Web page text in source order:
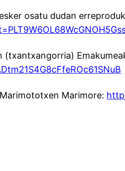
osatu dudan
(txantxangorria)
Marimore: